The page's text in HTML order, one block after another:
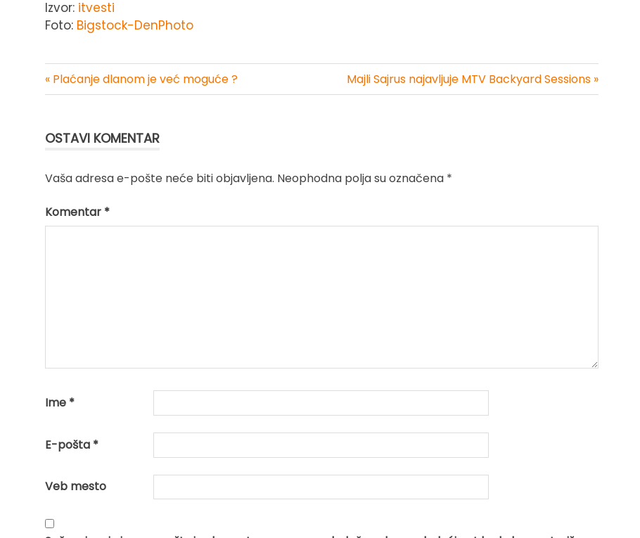
Izvor: itvesti
Foto: Bigstock-DenPhoto
Kretanje
« Plaćanje dlanom je već moguće ? Majli Sajrus najavljuje MTV Backyard Sessions »
OSTAVI KOMENTAR
Vaša adresa e-pošte neće biti objavljena. Neophodna polja su označena *
Komentar *
Ime *
E-pošta *
Veb mesto